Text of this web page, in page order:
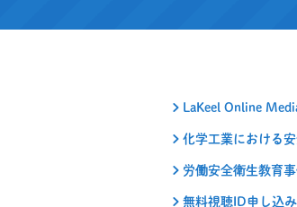
LaKeel Online
化学工業における
労働安全衛生教育事
無料視聴ID申し込み